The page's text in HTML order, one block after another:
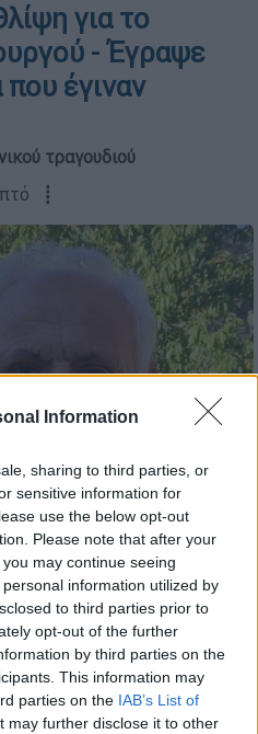
Information
sharing to third parties, or
sensitive information for
use the below opt-out
Please note that after your
may continue seeing
information utilized by
to third parties prior to
opt-out of the further
by third parties on the
This information may
parties on the IAB’s List of
may further disclose it to other
για το
- Έγραψε
έγιναν
τραγουδιού
┋
ΕΘΝΟΣ στη Google
άφησε ο στιχουργός
είχε υπογράψει
ελληνικού